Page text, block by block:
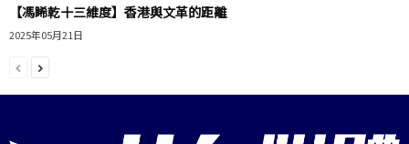
【馮睎乾十三維度】香港與文革的距離
2025年05月21日